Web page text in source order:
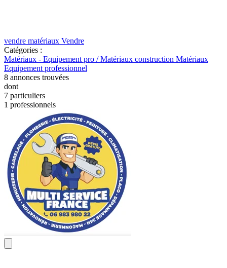
vendre matériaux Vendre
Catégories :
Matériaux - Equipement pro / Matériaux construction Matériaux
Equipement professionnel
8 annonces trouvées
dont
7 particuliers
1 professionnels